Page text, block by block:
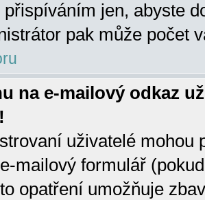
přispíváním jen, abyste
pak může počet
na e-mailový odkaz
uživatelé mohou
mailový formulář
opatření umožňuje